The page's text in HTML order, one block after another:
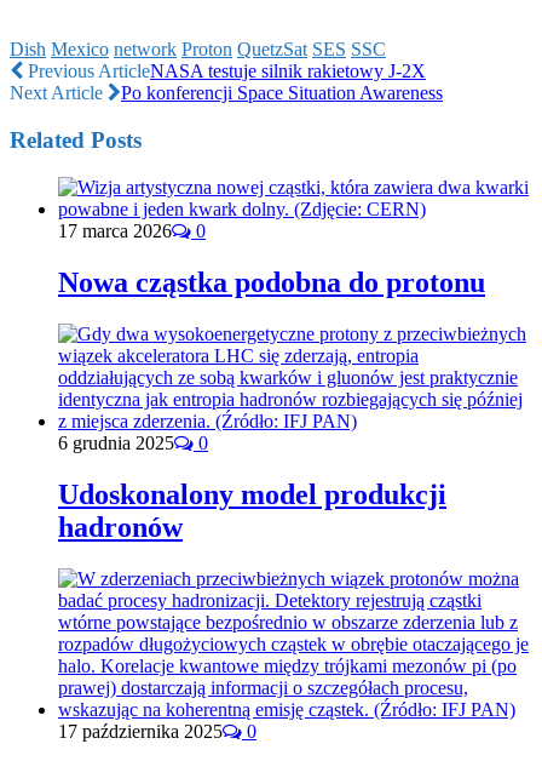
Dish Mexico network Proton QuetzSat SES SSC
Previous ArticleNASA testuje silnik rakietowy J-2X
Next Article
Po konferencji Space Situation Awareness
Related Posts
17 marca 2026 0
Nowa cząstka podobna do protonu
6 grudnia 2025 0
Udoskonalony model produkcji
hadronów
17 października 2025 0